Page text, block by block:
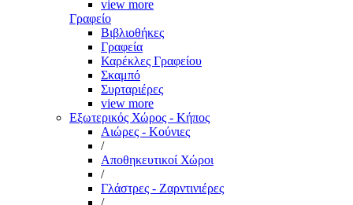
view more
Γραφείο
Βιβλιοθήκες
Γραφεία
Καρέκλες Γραφείου
Σκαμπό
Συρταριέρες
view more
Εξωτερικός Χώρος - Κήπος
Αιώρες - Κούνιες
/
Αποθηκευτικοί Χώροι
/
Γλάστρες - Ζαρντινιέρες
/